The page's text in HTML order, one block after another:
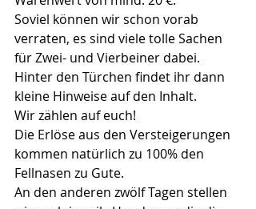
Soviel können wir schon vorab
verraten, es sind viele tolle Sachen
für Zwei- und Vierbeiner dabei.
Hinter den Türchen findet ihr dann
kleine Hinweise auf den Inhalt.
Wir zählen auf euch!
Die Erlöse aus den Versteigerungen
kommen natürlich zu 100% den
Fellnasen zu Gute.
An den anderen zwölf Tagen stellen